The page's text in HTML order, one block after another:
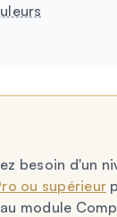
besoin d'un
ou supérieur
module